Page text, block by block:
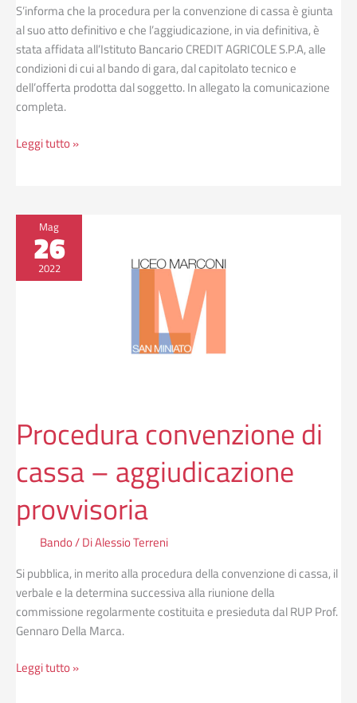
S’informa che la procedura per la convenzione di cassa è giunta
al suo atto definitivo e che l’aggiudicazione, in via definitiva, è
stata affidata all’Istituto Bancario CREDIT AGRICOLE S.P.A, alle
condizioni di cui al bando di gara, dal capitolato tecnico e
dell’offerta prodotta dal soggetto. In allegato la comunicazione
completa.
Leggi tutto »
Mag
26
2022
Procedura convenzione di
cassa – aggiudicazione
provvisoria
Bando/ DiAlessio Terreni
Si pubblica, in merito alla procedura della convenzione di cassa, il
verbale e la determina successiva alla riunione della
commissione regolarmente costituita e presieduta dal RUP Prof.
Gennaro Della Marca.
Procedura
convenzione
cassa
Leggi tutto »